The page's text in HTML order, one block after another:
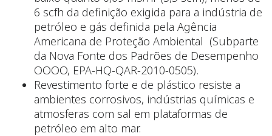
6 scfh da definição exigida para a indústria de
petróleo e gás definida pela Agência
Americana de Proteção Ambiental (Subparte
da Nova Fonte dos Padrões de Desempenho
OOOO, EPA-HQ-QAR-2010-0505).
Revestimento forte e de plástico resiste a
ambientes corrosivos, indústrias químicas e
atmosferas com sal em plataformas de
petróleo em alto mar.